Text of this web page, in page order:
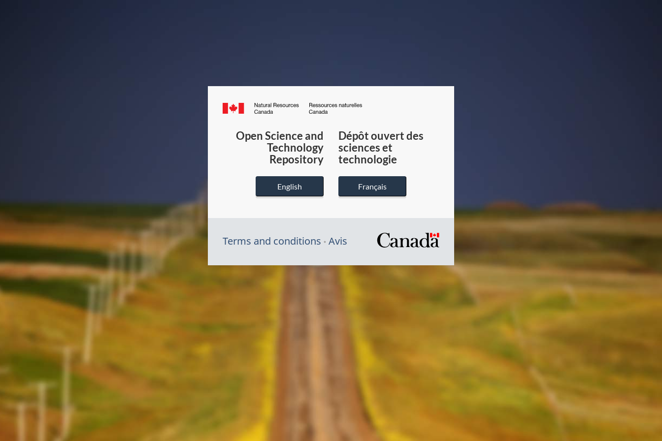
Canada.ca
du
Canada
Open Science and
Technology
Repository
English
Dépôt ouvert des
sciences et
technologie
Français
Terms and conditions Avis
/
Symbole
du
gouvernement
du